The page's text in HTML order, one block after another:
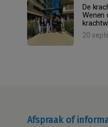
De
Wenen
20
Afspraak of